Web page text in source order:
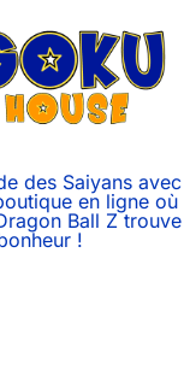
des Saiyans avec
en ligne où
Ball Z trouve
!